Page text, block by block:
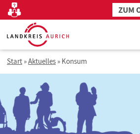
Zum
Inhalt
springen
Kontakt ZUM
Start »Aktuelles » Konsum